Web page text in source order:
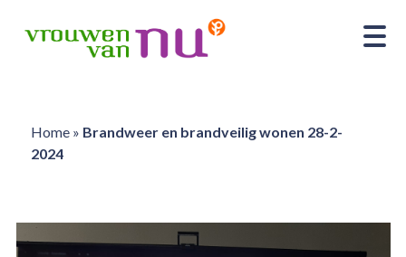
Home» Brandweer en brandveilig wonen 28-2-
2024